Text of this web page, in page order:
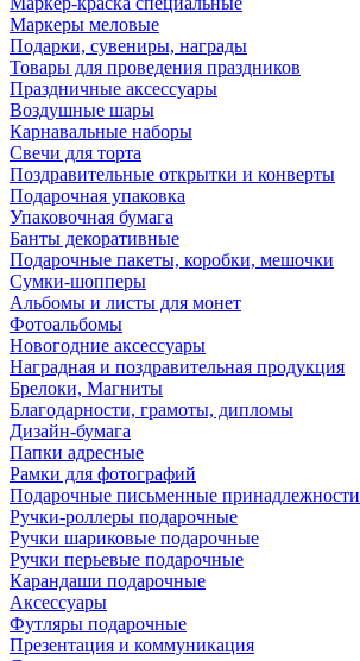
Маркеры меловые
Подарки, сувениры, награды
Товары для проведения праздников
Праздничные аксессуары
Воздушные шары
Карнавальные наборы
Свечи для торта
Поздравительные открытки и конверты
Подарочная упаковка
Упаковочная бумага
Банты декоративные
Подарочные пакеты, коробки, мешочки
Сумки-шопперы
Альбомы и листы для монет
Фотоальбомы
Новогодние аксессуары
Наградная и поздравительная продукция
Брелоки, Магниты
Благодарности, грамоты, дипломы
Дизайн-бумага
Папки адресные
Рамки для фотографий
Подарочные письменные принадлежности
Ручки-роллеры подарочные
Ручки шариковые подарочные
Ручки перьевые подарочные
Карандаши подарочные
Аксессуары
Футляры подарочные
Презентация и коммуникация